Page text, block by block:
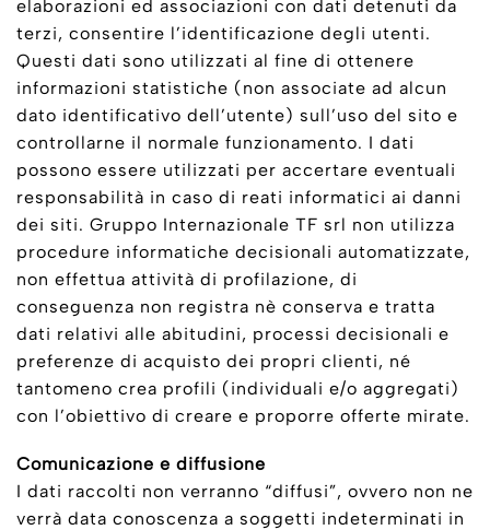
elaborazioni ed associazioni con dati detenuti da
terzi, consentire l’identificazione degli utenti.
Questi dati sono utilizzati al fine di ottenere
informazioni statistiche (non associate ad alcun
dato identificativo dell’utente) sull’uso del sito e
controllarne il normale funzionamento. I dati
possono essere utilizzati per accertare eventuali
responsabilità in caso di reati informatici ai danni
dei siti. Gruppo Internazionale TF srl non utilizza
procedure informatiche decisionali automatizzate,
non effettua attività di profilazione, di
conseguenza non registra nè conserva e tratta
dati relativi alle abitudini, processi decisionali e
preferenze di acquisto dei propri clienti, né
tantomeno crea profili (individuali e/o aggregati)
con l’obiettivo di creare e proporre offerte mirate.
Comunicazione e diffusione
I dati raccolti non verranno “diffusi”, ovvero non ne
verrà data conoscenza a soggetti indeterminati in